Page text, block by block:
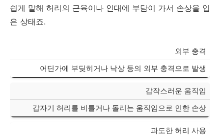
쉽게 말해 허리의 근육이나 인대에 부담이 가서 손상을 입
은 상태죠.
외부 충격
어딘가에 부딪히거나 낙상 등의 외부 충격으로 발생
갑작스러운 움직임
갑자기 허리를 비틀거나 돌리는 움직임으로 인한 손상
과도한 허리 사용